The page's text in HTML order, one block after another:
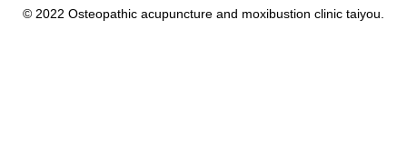
© 2022 Osteopathic acupuncture and moxibustion clinic taiyou.